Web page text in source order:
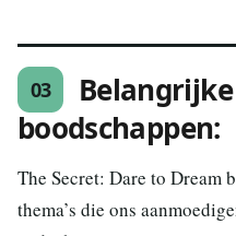
03
boodschappen:
The Secret: Dare to Dream
thema’s die ons